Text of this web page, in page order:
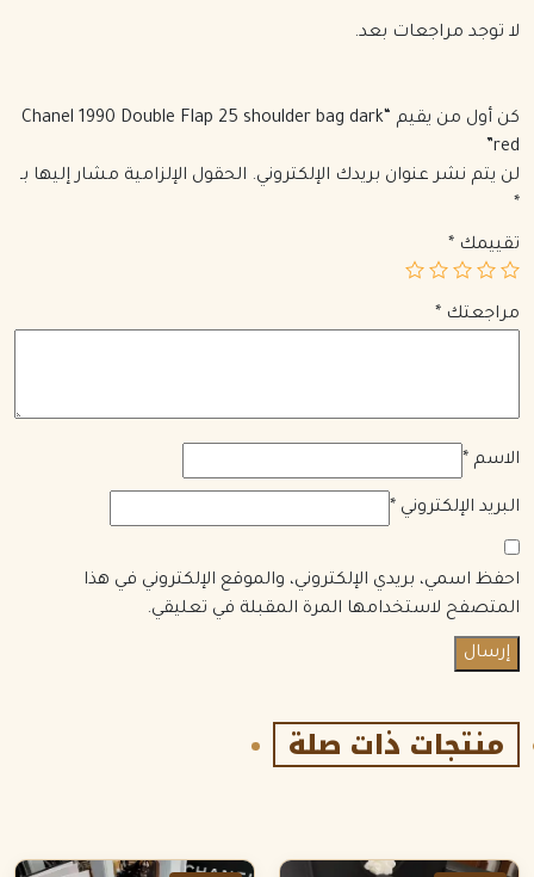
لا توجد مراجعات بعد.
كن أول من يقيم “Chanel 1990 Double Flap 25 shoulder bag dark
red”
لن يتم نشر عنوان بريدك الإلكتروني. الحقول الإلزامية مشار إليها بـ
*
تقييمك *
مراجعتك *
الاسم *
البريد الإلكتروني *
احفظ اسمي، بريدي الإلكتروني، والموقع الإلكتروني في هذا
المتصفح لاستخدامها المرة المقبلة في تعليقي.
منتجات ذات صلة